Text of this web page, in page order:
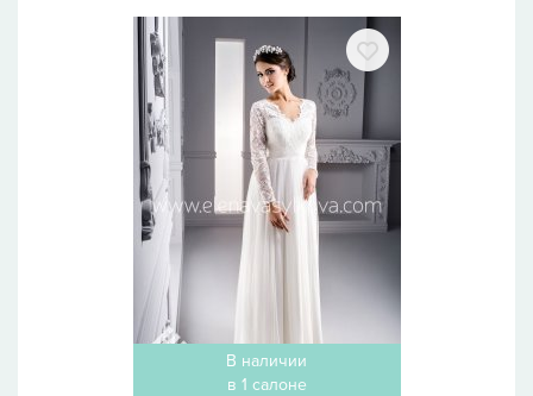
В наличии
в 1 салоне